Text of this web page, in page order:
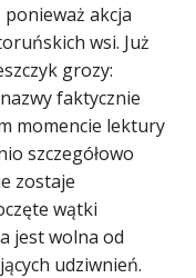
akcja
wsi. Już
grozy:
faktycznie
momencie lektury
szczegółowo
zostaje
wątki
jest wolna od
udziwnień.